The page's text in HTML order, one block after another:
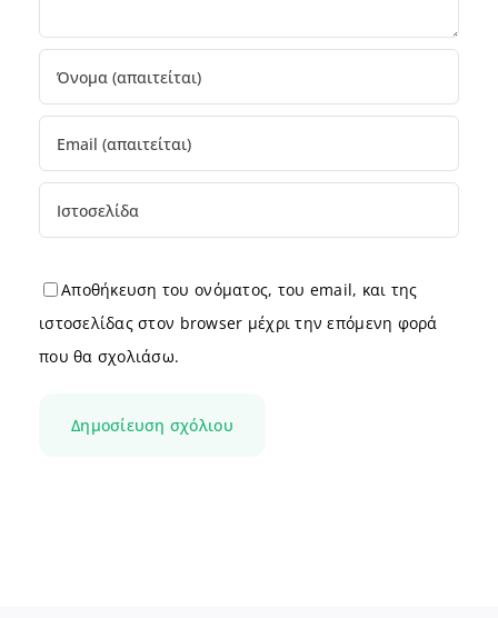
Αποθήκευση του ονόματος, του email, και της
ιστοσελίδας στον browser μέχρι την επόμενη φορά
που θα σχολιάσω.